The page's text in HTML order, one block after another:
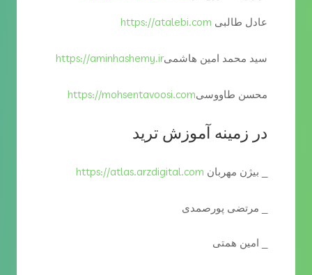
عادل طالبی https://atalebi.com
سید محمد امین هاشمیhttps://aminhashemy.ir
محسن طاووسیhttps://mohsentavoosi.com
در زمینه آموزش ترید
_ بیژن مهربان https://atlas.arzdigital.com
_ مرتضی پورصمدی
_ امین همتی